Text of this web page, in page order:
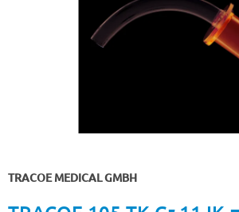
TRACOE MEDICAL GMBH